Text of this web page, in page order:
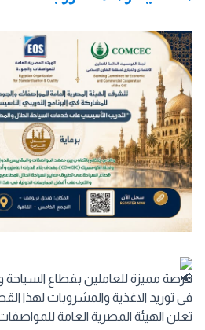
فرصة مميزة للعاملين بقطاع السياحة
فى توريد الاغذية والمشروبات لهذا
تعلن الهيئة المصرية العامة